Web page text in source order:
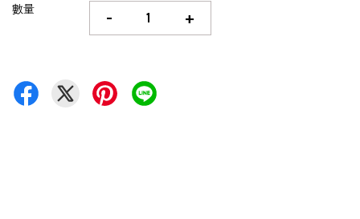
數量 - +